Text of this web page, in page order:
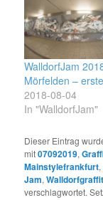
WalldorfJam
Mörfelden –
2018-08-04
In "WalldorfJam"
Dieser Eintrag
mit07092019,
Mainstylefrankfurt,
Jam,
verschlagwortet.